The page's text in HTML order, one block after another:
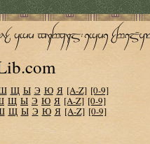
Щ Ы Э Ю Я [A-Z] [0-9]
Щ Ы Э Ю Я [A-Z] [0-9]
Щ Ы Э Ю Я [A-Z] [0-9]